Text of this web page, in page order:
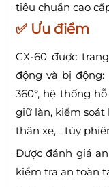
tiêu chuẩn cao
✅ Ưu điểm
CX-60 được
động và bị động:
360°, hệ thống
giữ làn, kiểm
thân xe,... tùy
Được đánh giá
kiểm tra an toàn